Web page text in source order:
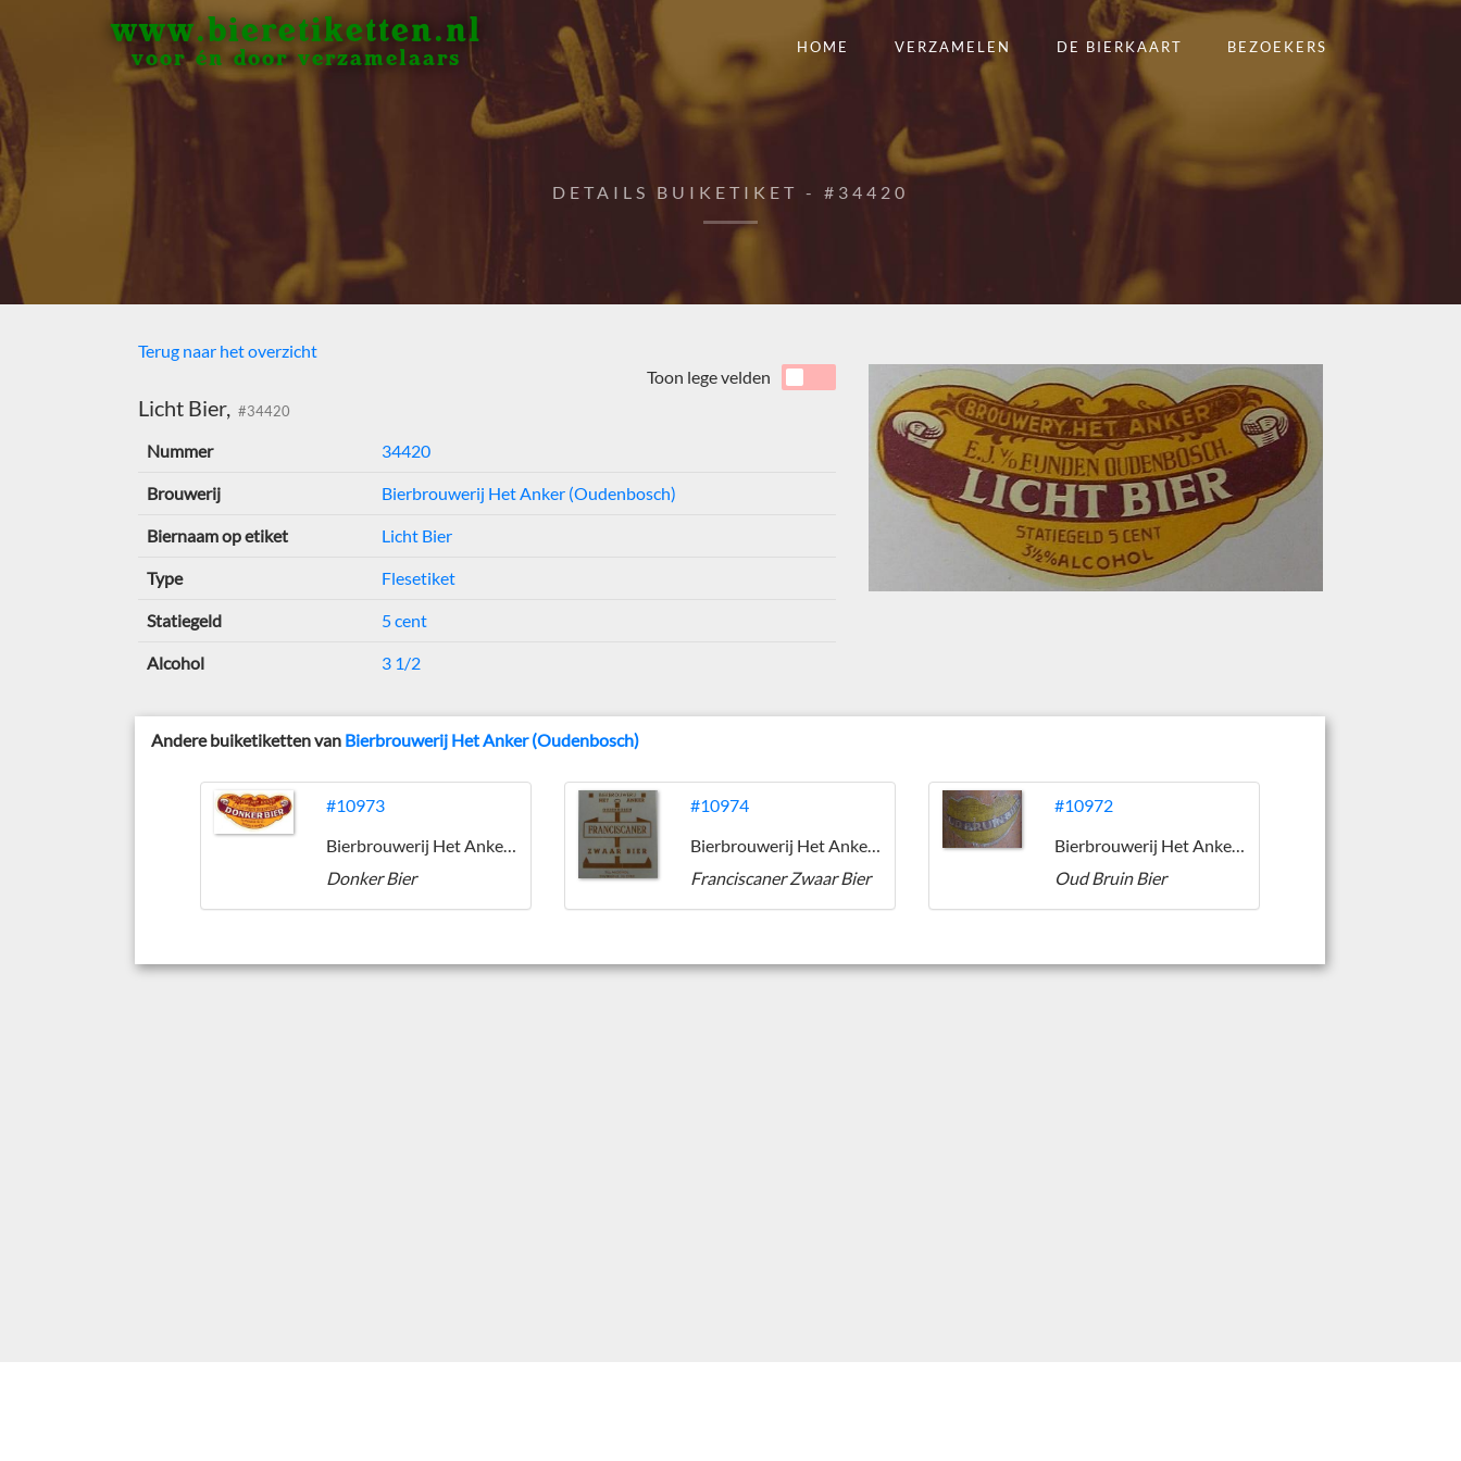
www.bieretiketten.nl
voor én door verzamelaars
HOME VERZAMELEN DE BIERKAART BEZOEKERS
DETAILS BUIKETIKET - #34420
Terug naar het overzicht
Licht Bier, #34420
Toon lege velden
Nummer 34420
Brouwerij Bierbrouwerij Het Anker (Oudenbosch)
Biernaam op etiket Licht Bier
Type Flesetiket
Statiegeld 5 cent
Alcohol 3 1/2
Andere buiketiketten van Bierbrouwerij Het Anker (Oudenbosch)
#10973
Bierbrouwerij Het Anker (Oudenbosch)
Donker Bier
#10974
Bierbrouwerij Het Anker (Oudenbosch)
Franciscaner Zwaar Bier
#10972
Bierbrouwerij Het Anker (Oudenbosch)
Oud Bruin Bier